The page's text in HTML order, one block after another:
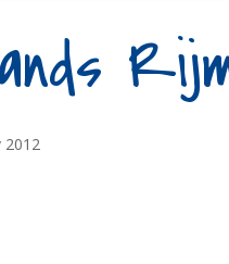
2012